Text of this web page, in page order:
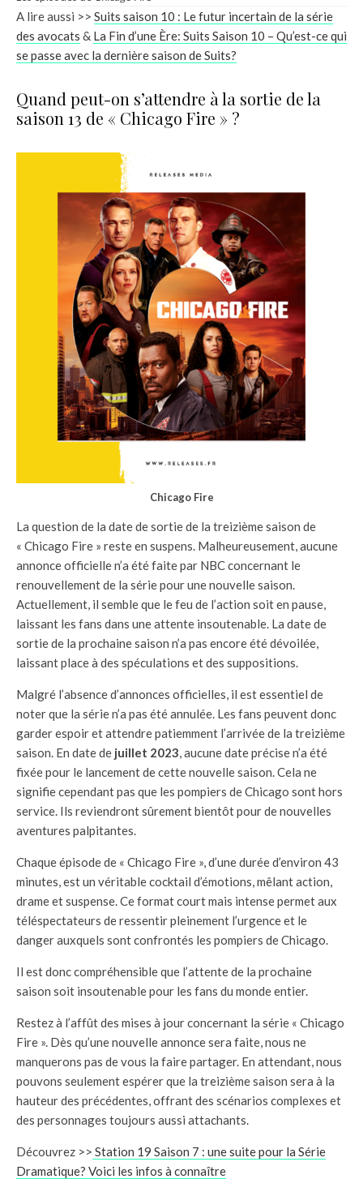
A lire aussi >> Suits saison 10 : Le futur incertain de la série
des avocats & La Fin d’une Ère: Suits Saison 10 – Qu’est-ce qui
se passe avec la dernière saison de Suits?
Quand peut-on s’attendre à la sortie de la
saison 13 de « Chicago Fire » ?
Chicago Fire
La question de la date de sortie de la treizième saison de
« Chicago Fire » reste en suspens. Malheureusement, aucune
annonce officielle n’a été faite par NBC concernant le
renouvellement de la série pour une nouvelle saison.
Actuellement, il semble que le feu de l’action soit en pause,
laissant les fans dans une attente insoutenable. La date de
sortie de la prochaine saison n’a pas encore été dévoilée,
laissant place à des spéculations et des suppositions.
Malgré l’absence d’annonces officielles, il est essentiel de
noter que la série n’a pas été annulée. Les fans peuvent donc
garder espoir et attendre patiemment l’arrivée de la treizième
saison. En date de juillet 2023, aucune date précise n’a été
fixée pour le lancement de cette nouvelle saison. Cela ne
signifie cependant pas que les pompiers de Chicago sont hors
service. Ils reviendront sûrement bientôt pour de nouvelles
aventures palpitantes.
Chaque épisode de « Chicago Fire », d’une durée d’environ 43
minutes, est un véritable cocktail d’émotions, mêlant action,
drame et suspense. Ce format court mais intense permet aux
téléspectateurs de ressentir pleinement l’urgence et le
danger auxquels sont confrontés les pompiers de Chicago.
Il est donc compréhensible que l’attente de la prochaine
saison soit insoutenable pour les fans du monde entier.
Restez à l’affût des mises à jour concernant la série « Chicago
Fire ». Dès qu’une nouvelle annonce sera faite, nous ne
manquerons pas de vous la faire partager. En attendant, nous
pouvons seulement espérer que la treizième saison sera à la
hauteur des précédentes, offrant des scénarios complexes et
des personnages toujours aussi attachants.
Découvrez >> Station 19 Saison 7 : une suite pour la Série
Dramatique? Voici les infos à connaître